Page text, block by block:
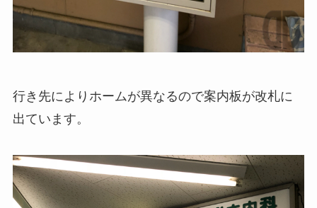
行き先によりホームが異なるので案内板が改札に
出ています。